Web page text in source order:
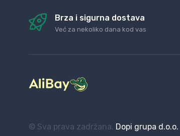
Brza i sigurna dostava
Već za nekoliko dana kod vas
© Sva prava zadržana. Dopi grupa d.o.o.